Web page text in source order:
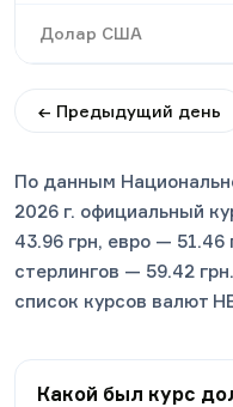
Долар США
← Предыдущий день
По данным
2026 г. официальный
43.96 грн, евро —
стерлингов — 59.42
список курсов валют
Какой был курс